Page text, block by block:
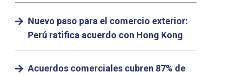
Nuevo paso para el comercio exterior:
Perú ratifica acuerdo con Hong Kong
Acuerdos comerciales cubren 87% de